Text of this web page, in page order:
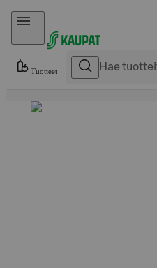
Hyppää sisältöön
Tuotteet